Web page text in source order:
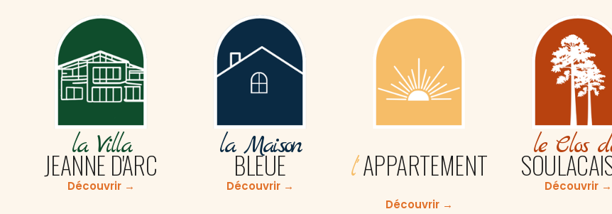
la Villa
JEANNE D'ARC
Découvrir →
la Maison
BLEUE
Découvrir → l'APPARTEMENT
Découvrir →
le Clos
Découvrir →